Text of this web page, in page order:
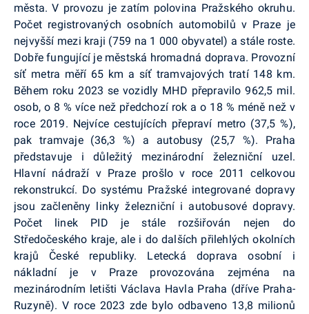
města. V provozu je zatím polovina Pražského okruhu.
Počet registrovaných osobních automobilů v Praze je
nejvyšší mezi kraji (759 na 1 000 obyvatel) a stále roste.
Dobře fungující je městská hromadná doprava. Provozní
síť metra měří 65 km a síť tramvajových tratí 148 km.
Během roku 2023 se vozidly MHD přepravilo 962,5 mil.
osob, o 8 % více než předchozí rok a o 18 % méně než v
roce 2019. Nejvíce cestujících přepraví metro (37,5 %),
pak tramvaje (36,3 %) a autobusy (25,7 %). Praha
představuje i důležitý mezinárodní železniční uzel.
Hlavní nádraží v Praze prošlo v roce 2011 celkovou
rekonstrukcí. Do systému Pražské integrované dopravy
jsou začleněny linky železniční i autobusové dopravy.
Počet linek PID je stále rozšiřován nejen do
Středočeského kraje, ale i do dalších přilehlých okolních
krajů České republiky. Letecká doprava osobní i
nákladní je v Praze provozována zejména na
mezinárodním letišti Václava Havla Praha (dříve Praha-
Ruzyně). V roce 2023 zde bylo odbaveno 13,8 milionů